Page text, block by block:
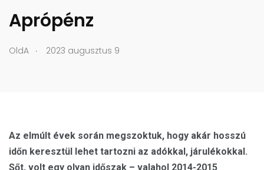
Aprópénz
OldA . 2023 augusztus 9
Az elmúlt évek során megszoktuk, hogy akár hosszú
időn keresztül lehet tartozni az adókkal, járulékokkal.
Sőt, volt egy olyan időszak – valahol 2014-2015